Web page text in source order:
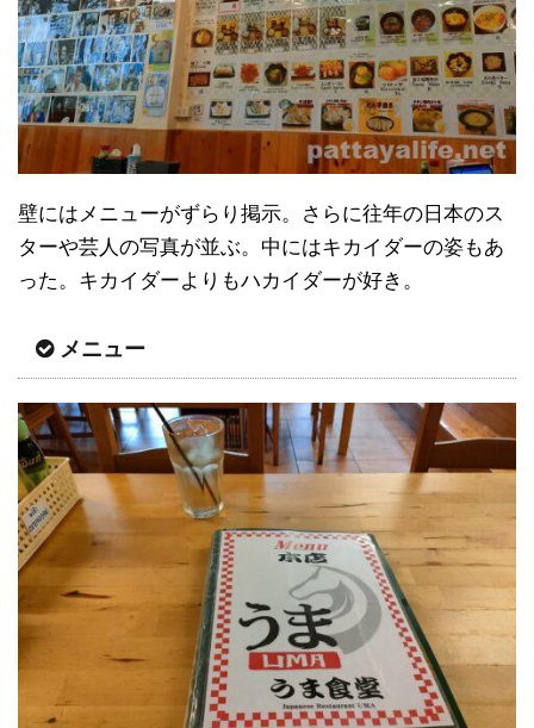
壁にはメニューがずらり掲示。さらに往年の日本のス
ターや芸人の写真が並ぶ。中にはキカイダーの姿もあ
った。キカイダーよりもハカイダーが好き。
メニュー